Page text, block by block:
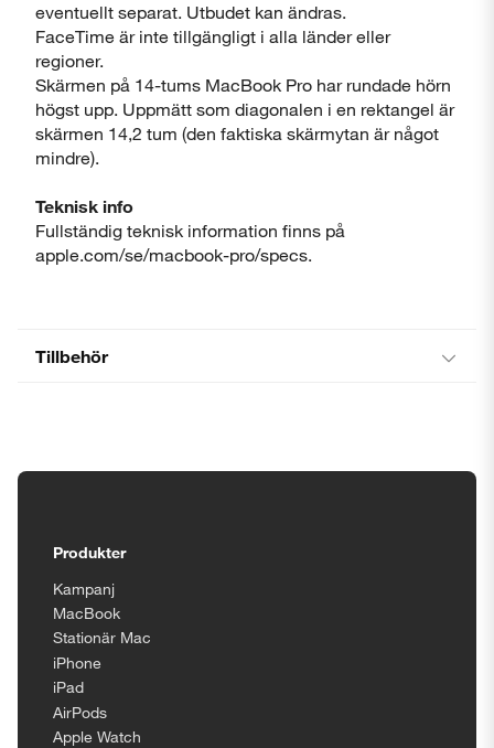
eventuellt separat. Utbudet kan ändras.
FaceTime är inte tillgängligt i alla länder eller
regioner.
Skärmen på 14-tums MacBook Pro har rundade hörn
högst upp. Uppmätt som diagonalen i en rektangel är
skärmen 14,2 tum (den faktiska skärmytan är något
mindre).
Teknisk info
Fullständig teknisk information finns på
apple.com/se/macbook-pro/specs.
Tillbehör
Produkter
Kampanj
MacBook
Stationär Mac
iPhone
iPad
AirPods
Apple Watch